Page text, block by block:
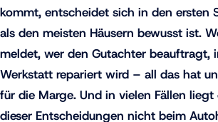
kommt, entscheidet sich in den ersten
als den meisten Häusern bewusst ist.
meldet, wer den Gutachter beauftragt,
Werkstatt repariert wird – all das hat
für die Marge. Und in vielen Fällen liegt
dieser Entscheidungen nicht beim